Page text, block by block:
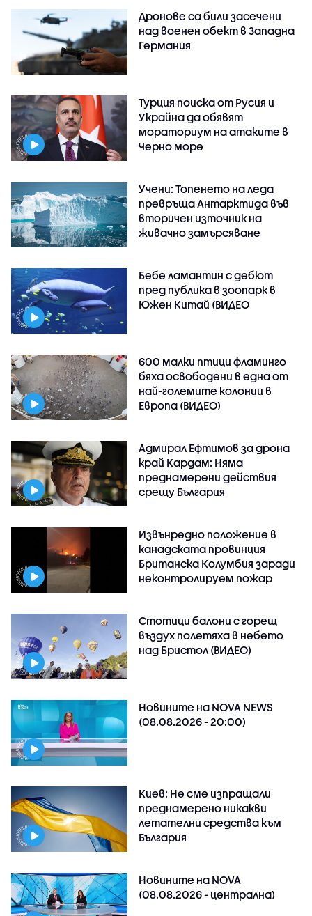
Дронове са били засечени
над военен обект в Западна
Германия
Турция поиска от Русия и
Украйна да обявят
мораториум на атаките в
Черно море
Учени: Топенето на леда
превръща Антарктида във
вторичен източник на
живачно замърсяване
Бебе ламантин с дебют
пред публика в зоопарк в
Южен Китай (ВИДЕО
600 малки птици фламинго
бяха освободени в една от
най-големите колонии в
Европа (ВИДЕО)
Адмирал Ефтимов за дрона
край Кардам: Няма
преднамерени действия
срещу България
Извънредно положение в
канадската провинция
Британска Колумбия заради
неконтролируем пожар
Стотици балони с горещ
въздух полетяха в небето
над Бристол (ВИДЕО)
Новините на NOVA NEWS
(08.08.2026 - 20:00)
Киев: Не сме изпращали
преднамерено никакви
летателни средства към
България
Новините на NOVA
(08.08.2026 - централна)